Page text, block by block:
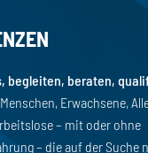
begleiten, beraten,
Erwachsene,
– mit oder ohne
– die auf der Suche